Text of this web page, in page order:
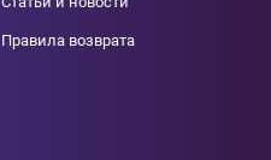
Правила возврата